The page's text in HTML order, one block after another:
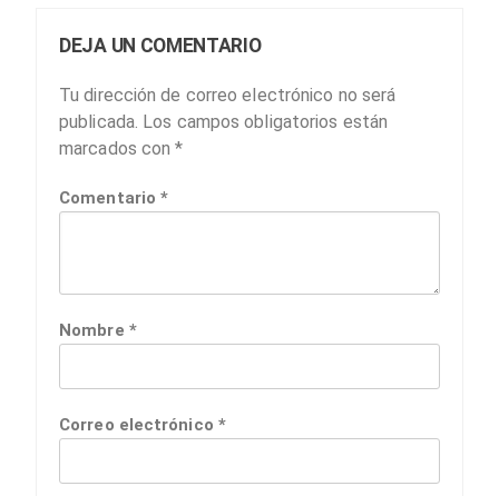
DEJA UN COMENTARIO
Tu dirección de correo electrónico no será
publicada. Los campos obligatorios están
marcados con*
Comentario*
Nombre *
Correo electrónico *